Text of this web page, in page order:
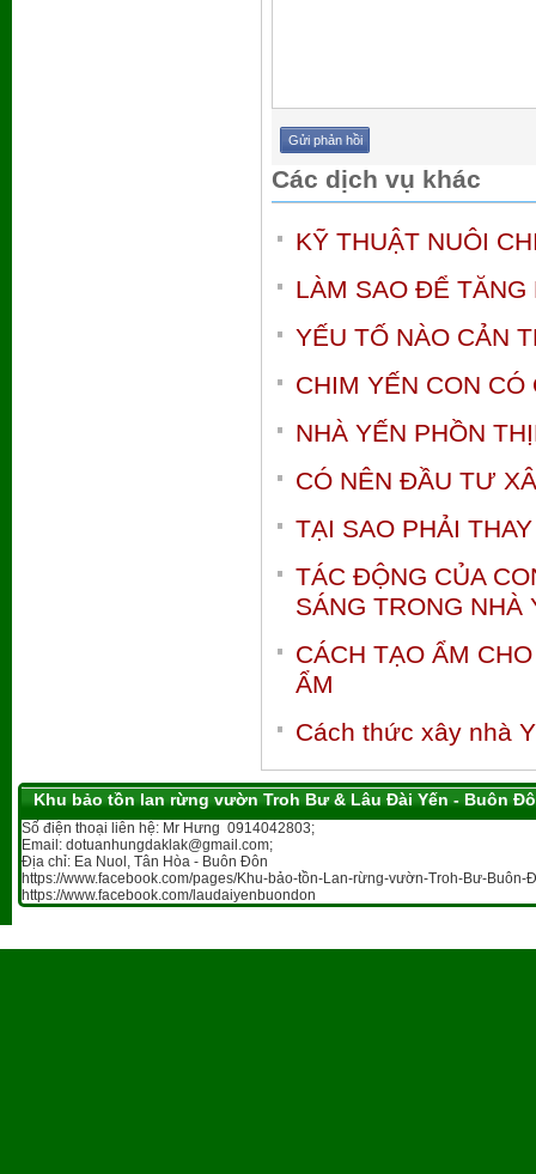
Các dịch vụ khác
KỸ THUẬT NUÔI
LÀM SAO ĐỂ
YẾU TỐ NÀO CẢN
CHIM YẾN CON
NHÀ YẾN PHỒN
CÓ NÊN ĐẦU TƯ
TẠI SAO PHẢI
TÁC ĐỘNG CỦA
SÁNG TRONG NHÀ
CÁCH TẠO ẨM
ẨM
Cách thức xây nhà
Khu bảo tồn lan rừng vườn Troh Bư & Lâu Đài Yến - Buôn
Số điện thoại liên hệ: Mr Hưng 0914042803;
Email: dotuanhungdaklak@gmail.com;
Địa chỉ: Ea Nuol, Tân Hòa - Buôn Đôn
https://www.facebook.com/pages/Khu-bảo-tồn-Lan-rừng-vườn-Troh-Bư-Buôn-
https://www.facebook.com/laudaiyenbuondon